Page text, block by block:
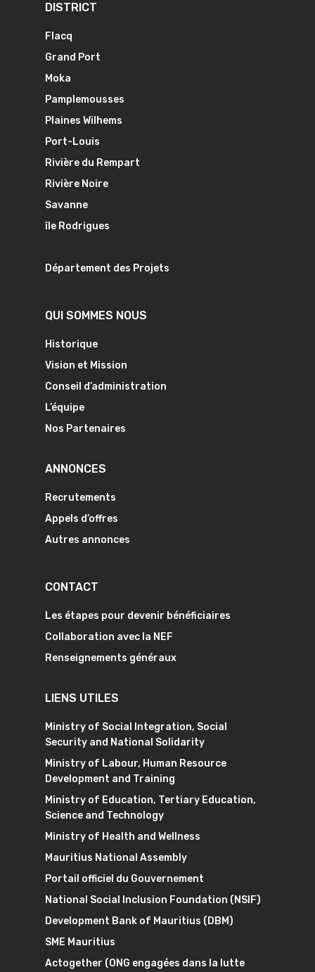
DISTRICT
Flacq
Grand Port
Moka
Pamplemousses
Plaines Wilhems
Port-Louis
Rivière du Rempart
Rivière Noire
Savanne
île Rodrigues
Département des Projets
QUI SOMMES NOUS
Historique
Vision et Mission
Conseil d’administration
L’équipe
Nos Partenaires
ANNONCES
Recrutements
Appels d’offres
Autres annonces
CONTACT
Les étapes pour devenir bénéficiaires
Collaboration avec la NEF
Renseignements généraux
LIENS UTILES
Ministry of Social Integration, Social
Security and National Solidarity
Ministry of Labour, Human Resource
Development and Training
Ministry of Education, Tertiary Education,
Science and Technology
Ministry of Health and Wellness
Mauritius National Assembly
Portail officiel du Gouvernement
National Social Inclusion Foundation (NSIF)
Development Bank of Mauritius (DBM)
SME Mauritius
Actogether (ONG engagées dans la lutte